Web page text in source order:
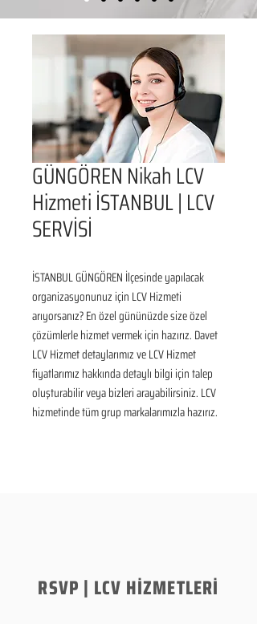
GÜNGÖREN Nikah LCV
Hizmeti İSTANBUL | LCV
SERVİSİ
İSTANBUL GÜNGÖREN İlçesinde yapılacak
organizasyonunuz için LCV Hizmeti
arıyorsanız? En özel gününüzde size özel
çözümlerle hizmet vermek için hazırız. Davet
LCV Hizmet detaylarımız ve LCV Hizmet
fiyatlarımız hakkında detaylı bilgi için talep
oluşturabilir veya bizleri arayabilirsiniz. LCV
hizmetinde tüm grup markalarımızla hazırız.
RSVP | LCV HİZMETLERİ